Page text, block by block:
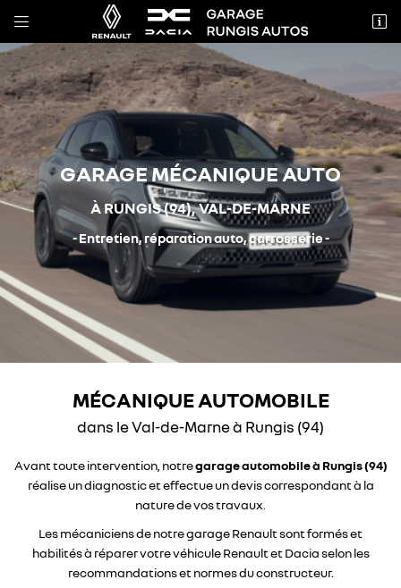
 
Zone ICADE, 21 Rue de Montlhéry,
94523 Rungis
01 46 86 10 90
Adresse email de réception
En cochant cette case, vous consentez à recevoir nos propositions commerciales
à l'adresse email indiqué ci-dessus. Vous pouvez vous désinscrire à tout moment
en utilisant le formulaire de désinscription
GARAGEMÉCANIQUE AUTO
À RUNGIS (94), VAL-DE-MARNE
- Entretien, réparation auto, carrosserie -
MÉCANIQUE AUTOMOBILE
dans le Val-de-Marne à Rungis (94)
Avant toute intervention, notregarage automobile à Rungis (94)
réalise un diagnostic et effectue un devis correspondant à la
nature de vos travaux.
Les mécaniciens de notre garage Renault sont formés et
habilités à réparer votre véhicule Renault et Dacia selon les
recommandations et normes du constructeur.